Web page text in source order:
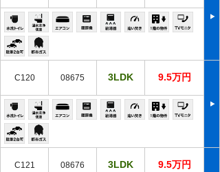
C120 08675 3LDK 9.5万円
C121 08676 3LDK 9.5万円